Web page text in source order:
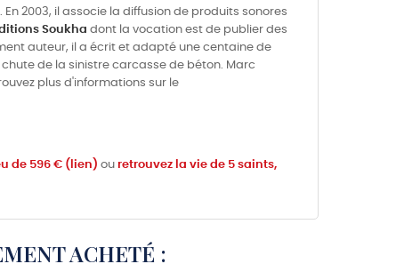
2003, il associe la diffusion de produits sonores
Soukha dont la vocation est de publier des
auteur, il a écrit et adapté une centaine de
de la sinistre carcasse de béton. Marc
plus d'informations sur le
de 596 € (lien) ou retrouvez la vie de 5 saints,
ACHETÉ :